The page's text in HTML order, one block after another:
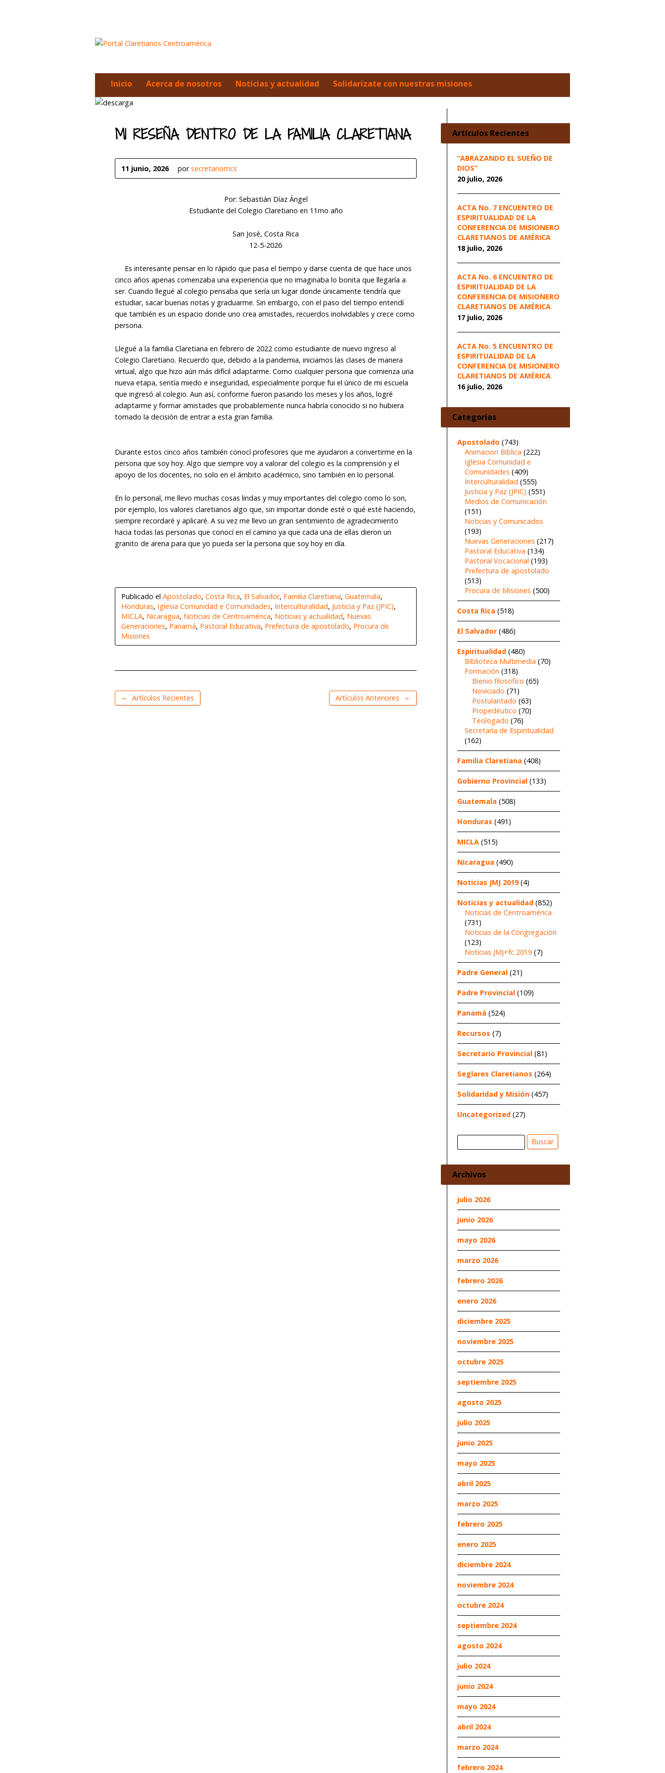
Inicio Acerca de nosotros Noticias y actualidad Solidarízate con nuestras misiones
MI RESEÑA DENTRO DE LA FAMILIA CLARETIANA
11 junio, 2026 porsecretariomcs
Por: Sebastián Díaz Ángel
Estudiante del Colegio Claretiano en 11mo año
San José, Costa Rica
12-5-2026
Es interesante pensar en lo rápido que pasa el tiempo y darse cuenta de que hace unos
cinco años apenas comenzaba una experiencia que no imaginaba lo bonita que llegaría a
ser. Cuando llegué al colegio pensaba que sería un lugar donde únicamente tendría que
estudiar, sacar buenas notas y graduarme. Sin embargo, con el paso del tiempo entendí
que también es un espacio donde uno crea amistades, recuerdos inolvidables y crece como
persona.
Llegué a la familia Claretiana en febrero de 2022 como estudiante de nuevo ingreso al
Colegio Claretiano. Recuerdo que, debido a la pandemia, iniciamos las clases de manera
virtual, algo que hizo aún más difícil adaptarme. Como cualquier persona que comienza una
nueva etapa, sentía miedo e inseguridad, especialmente porque fui el único de mi escuela
que ingresó al colegio. Aun así, conforme fueron pasando los meses y los años, logré
adaptarme y formar amistades que probablemente nunca habría conocido si no hubiera
tomado la decisión de entrar a esta gran familia.
Durante estos cinco años también conocí profesores que me ayudaron a convertirme en la
persona que soy hoy. Algo que siempre voy a valorar del colegio es la comprensión y el
apoyo de los docentes, no solo en el ámbito académico, sino también en lo personal.
En lo personal, me llevo muchas cosas lindas y muy importantes del colegio como lo son,
por ejemplo, los valores claretianos algo que, sin importar donde esté o qué esté haciendo,
siempre recordaré y aplicaré. A su vez me llevo un gran sentimiento de agradecimiento
hacia todas las personas que conocí en el camino ya que cada una de ellas dieron un
granito de arena para que yo pueda ser la persona que soy hoy en día.
Publicado el Apostolado, Costa Rica, El Salvador, Familia Claretiana, Guatemala,
Honduras, Iglesia Comunidad e Comunidades, Interculturalidad, Justicia y Paz (JPIC),
MICLA, Nicaragua, Noticias de Centroamérica, Noticias y actualidad, Nuevas
Generaciones, Panamá, Pastoral Educativa, Prefectura de apostolado, Procura de
Misiones
← Artículos Recientes Artículos Anteriores →
Artículos Recientes
“ABRAZANDO EL SUEÑO DE
DIOS”
20 julio, 2026
ACTA No. 7 ENCUENTRO DE
ESPIRITUALIDAD DE LA
CONFERENCIA DE MISIONERO
CLARETIANOS DE AMÉRICA
18 julio, 2026
ACTA No. 6 ENCUENTRO DE
ESPIRITUALIDAD DE LA
CONFERENCIA DE MISIONERO
CLARETIANOS DE AMÉRICA
17 julio, 2026
ACTA No. 5 ENCUENTRO DE
ESPIRITUALIDAD DE LA
CONFERENCIA DE MISIONERO
CLARETIANOS DE AMÉRICA
16 julio, 2026
Categorías
Apostolado (743)
Animacion Biblica (222)
Iglesia Comunidad e
Comunidades (409)
Interculturalidad (555)
Justicia y Paz (JPIC) (551)
Medios de Comunicación
(151)
Noticias y Comunicados
(193)
Nuevas Generaciones (217)
Pastoral Educativa (134)
Pastoral Vocacional (193)
Prefectura de apostolado
(513)
Procura de Misiones (500)
Costa Rica (518)
El Salvador(486)
Espiritualidad (480)
Biblioteca Multimedia (70)
Formación (318)
Bienio filosofico (65)
Noviciado (71)
Postulantado (63)
Propedéutico (70)
Teologado (76)
Secretaría de Espiritualidad
(162)
Familia Claretiana (408)
Gobierno Provincial (133)
Guatemala (508)
Honduras (491)
MICLA (515)
Nicaragua (490)
Noticias JMJ 2019(4)
Noticias y actualidad (852)
Noticias de Centroamérica
(731)
Noticias de la Congregación
(123)
Noticias JMJ+fc 2019 (7)
Padre General (21)
Padre Provincial (109)
Panamá (524)
Recursos (7)
Secretario Provincial (81)
Seglares Claretianos (264)
Solidaridad y Misión (457)
Uncategorized (27)
Buscar
Archivos
julio 2026
junio 2026
mayo 2026
marzo 2026
febrero 2026
enero 2026
diciembre 2025
noviembre 2025
octubre 2025
septiembre 2025
agosto 2025
julio 2025
junio 2025
mayo 2025
abril 2025
marzo 2025
febrero 2025
enero 2025
diciembre 2024
noviembre 2024
octubre 2024
septiembre 2024
agosto 2024
julio 2024
junio 2024
mayo 2024
abril 2024
marzo 2024
febrero 2024